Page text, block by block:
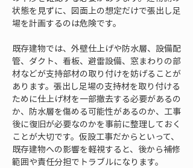
状態を見ずに、図面上の想定だけで張出し足
場を計画するのは危険です。
既存建物では、外壁仕上げや防水層、設備配
管、ダクト、看板、避雷設備、窓まわりの部
材などが支持部材の取り付けを妨げることが
あります。張出し足場の支持材を取り付ける
ために仕上げ材を一部撤去する必要があるの
か、防水層を傷める可能性があるのか、工事
後に復旧が必要なのかを事前に整理しておく
ことが大切です。仮設工事だからといって、
既存建物への影響を軽視すると、後から補修
範囲や責任分担でトラブルになります。